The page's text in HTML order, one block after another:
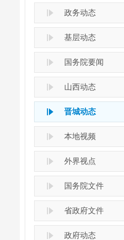
政务动态
基层动态
国务院要闻
山西动态
晋城动态
本地视频
外界视点
国务院文件
省政府文件
政府动态